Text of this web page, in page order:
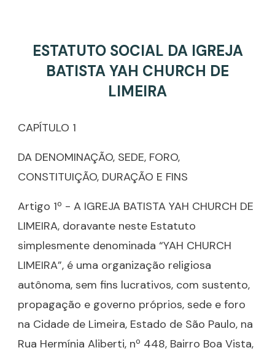
ESTATUTO SOCIAL DA IGREJA
BATISTA YAH CHURCH DE
LIMEIRA
CAPÍTULO 1
DA DENOMINAÇÃO, SEDE, FORO,
CONSTITUIÇÃO, DURAÇÃO E FINS
Artigo 1º - A IGREJA BATISTA YAH CHURCH DE
LIMEIRA, doravante neste Estatuto
simplesmente denominada “YAH CHURCH
LIMEIRA”, é uma organização religiosa
autônoma, sem fins lucrativos, com sustento,
propagação e governo próprios, sede e foro
na Cidade de Limeira, Estado de São Paulo, na
Rua Hermínia Aliberti, nº 448, Bairro Boa Vista,